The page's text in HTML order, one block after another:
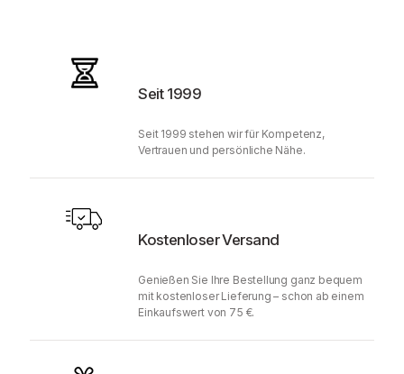
Seit 1999
Seit 1999 stehen wir für Kompetenz,
Vertrauen und persönliche Nähe.
Kostenloser Versand
Genießen Sie Ihre Bestellung ganz bequem
mit kostenloser Lieferung – schon ab einem
Einkaufswert von 75 €.